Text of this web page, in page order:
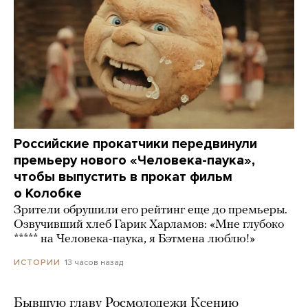
Российские прокатчики передвинули
премьеру нового «Человека-паука»,
чтобы выпустить в прокат фильм
о Колобке
Зрители обрушили его рейтинг еще до премьеры.
Озвучивший хлеб Гарик Харламов: «Мне глубоко
***** на Человека-паука, я Бэтмена люблю!»
ИСТОРИИ 13 часов назад
Бывшую главу Росмолодежи Ксению